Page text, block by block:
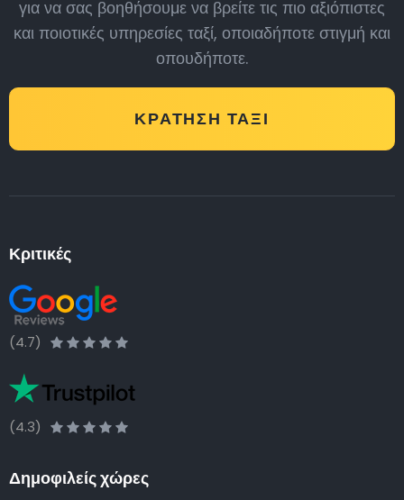
για να σας βοηθήσουμε να βρείτε τις πιο αξιόπιστες
και ποιοτικές υπηρεσίες ταξί, οποιαδήποτε στιγμή και
οπουδήποτε.
ΚΡΆΤΗΣΗ ΤΑΞΊ
Κριτικές
(4.7)
(4.3)
Δημοφιλείς χώρες